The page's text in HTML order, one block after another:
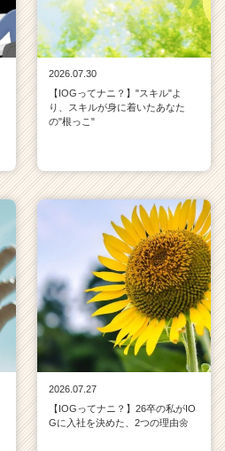
2026.07.30
【IOGってナニ？】"スキル"よ
り、スキルが身に着いたあなた
の"根っこ"
2026.07.27
【IOGってナニ？】26卒の私がIO
Gに入社を決めた、2つの理由🌼